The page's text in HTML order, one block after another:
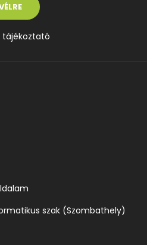
tájékoztató
szak (Szombathely)